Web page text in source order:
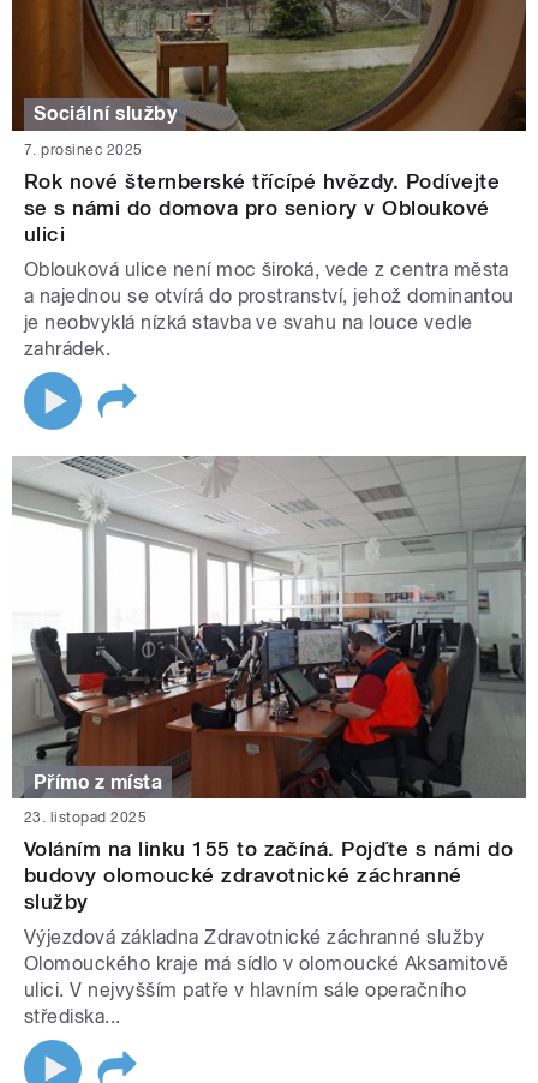
Sociální služby
7. prosinec 2025
Rok nové šternberské třícípé hvězdy. Podívejte
se s námi do domova pro seniory v Obloukové
ulici
Oblouková ulice není moc široká, vede z centra města
a najednou se otvírá do prostranství, jehož dominantou
je neobvyklá nízká stavba ve svahu na louce vedle
zahrádek.
Přímo z místa
23. listopad 2025
Voláním na linku 155 to začíná. Pojďte s námi do
budovy olomoucké zdravotnické záchranné
služby
Výjezdová základna Zdravotnické záchranné služby
Olomouckého kraje má sídlo v olomoucké Aksamitově
ulici. V nejvyšším patře v hlavním sále operačního
střediska...